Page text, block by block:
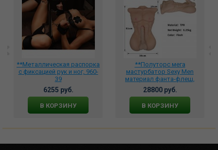
**Металлическая распорка
с фиксацией рук и ног, 960-
39
6255 руб.
В КОРЗИНУ
**Полуторс мега
мастурбатор Sexy Men
материал фанта-флеш,
NLRT007
28800 руб.
В КОРЗИНУ